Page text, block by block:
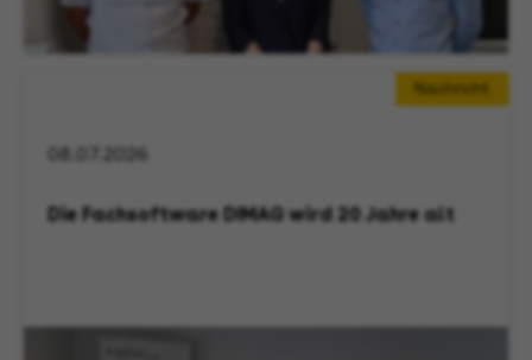
Nachricht
08.07.2026
Die Fachsoftware DIMAG wird 20 Jahre alt